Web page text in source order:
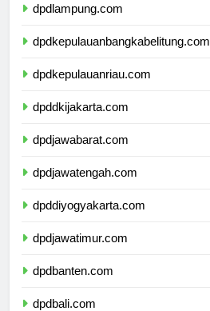
dpdlampung.com
dpdkepulauanbangkabelitung.com
dpdkepulauanriau.com
dpddkijakarta.com
dpdjawabarat.com
dpdjawatengah.com
dpddiyogyakarta.com
dpdjawatimur.com
dpdbanten.com
dpdbali.com